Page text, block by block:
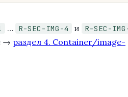
… R-SEC-IMG-4 и R-SEC-
→ раздел 4. Container/image-